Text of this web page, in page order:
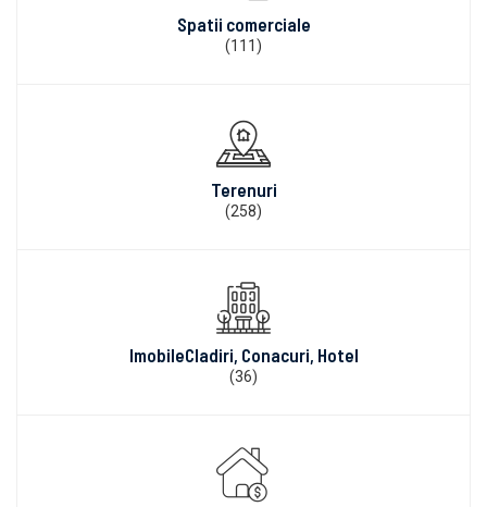
Spatii comerciale
(111)
Terenuri
(258)
ImobileCladiri, Conacuri, Hotel
(36)